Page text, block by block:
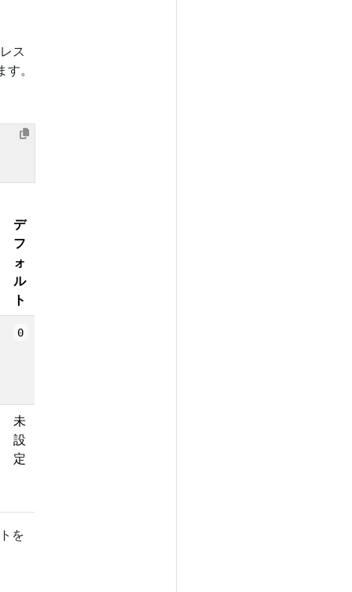
ス
。
デ
フ
ォ
ル
ト
0
未
設
定
を